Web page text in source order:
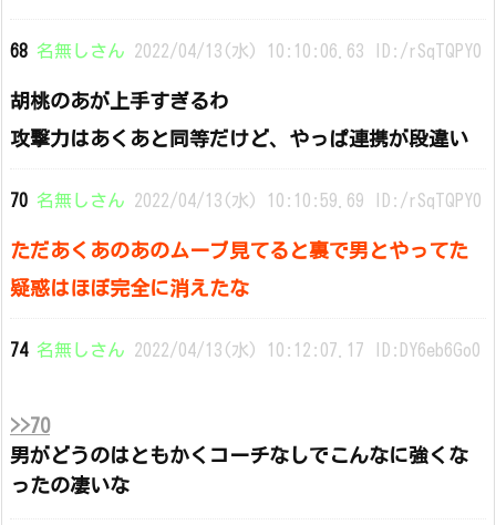
68 名無しさん 2022/04/13(水) 10:10:06.63 ID:/rSqTQPY0
胡桃のあが上手すぎるわ
攻撃力はあくあと同等だけど、やっぱ連携が段違い
70 名無しさん 2022/04/13(水) 10:10:59.69 ID:/rSqTQPY0
ただあくあのあのムーブ見てると裏で男とやってた
疑惑はほぼ完全に消えたな
74 名無しさん 2022/04/13(水) 10:12:07.17 ID:DY6eb6Go0
>>70
男がどうのはともかくコーチなしでこんなに強くな
ったの凄いな